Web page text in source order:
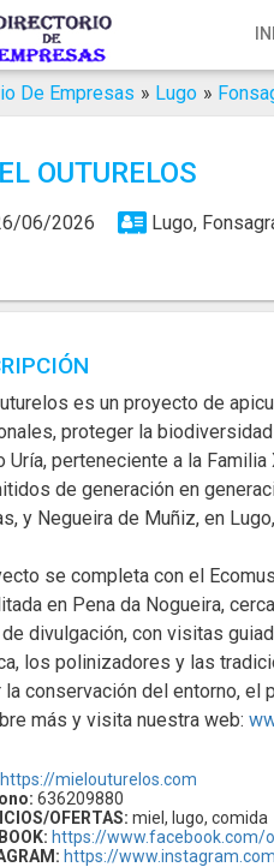
De Empresas » Lugo »
OUTURELOS
06/2026 Lugo,
es un proyecto de
proteger la
Uría, perteneciente a la
de generación en
y Negueira de Muñiz, en
se completa con el
en Pena da Nogueira,
divulgación, con visitas
los polinizadores y las
la conservación del entorno, el
más y visita nuestra web:
https://mielouturelos.com
636209880
OFERTAS: miel, lugo, comida
https://www.facebook.com/
https://